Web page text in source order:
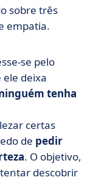
sobre três
empatia.
se pelo
deixa
tenha
certas
de pedir
. O objetivo,
descobrir